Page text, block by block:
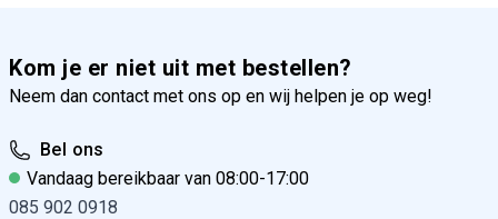
Kom je er niet uit met bestellen?
Neem dan contact met ons op en wij helpen je op weg!
Bel ons
Vandaag bereikbaar van 08:00-17:00
085 902 0918